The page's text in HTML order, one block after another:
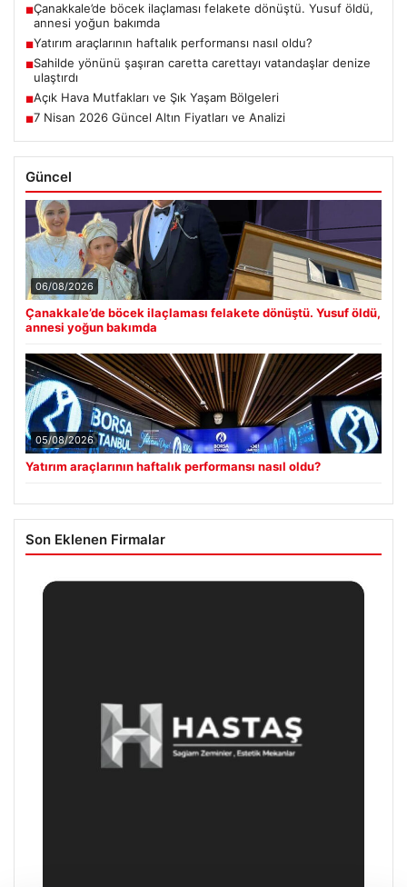
■Çanakkale’de böcek ilaçlaması felakete dönüştü. Yusuf öldü,
annesi yoğun bakımda
■Yatırım araçlarının haftalık performansı nasıl oldu?
■Sahilde yönünü şaşıran caretta carettayı vatandaşlar denize
ulaştırdı
■Açık Hava Mutfakları ve Şık Yaşam Bölgeleri
■7 Nisan 2026 Güncel Altın Fiyatları ve Analizi
Güncel
06/08/2026
Çanakkale’de böcek ilaçlaması felakete dönüştü. Yusuf öldü,
annesi yoğun bakımda
05/08/2026
Yatırım araçlarının haftalık performansı nasıl oldu?
Son Eklenen Firmalar